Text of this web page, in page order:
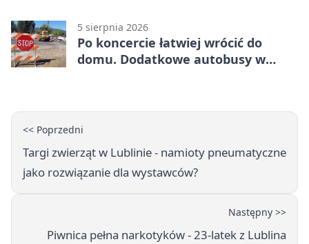
5 sierpnia 2026
Po koncercie łatwiej wrócić do
domu. Dodatkowe autobusy w
<< Poprzedni
Targi zwierząt w Lublinie - namioty pneumatyczne
jako rozwiązanie dla wystawców?
Następny >>
Piwnica pełna narkotyków - 23-latek z Lublina